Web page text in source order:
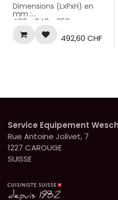
Dimensions (LxPxH) en
mm :
400 x 640 x 650
492,60 CHF
Service Equipement
Rue Antoine Jolivet, 7
1227 CAROUGE
SUISSE